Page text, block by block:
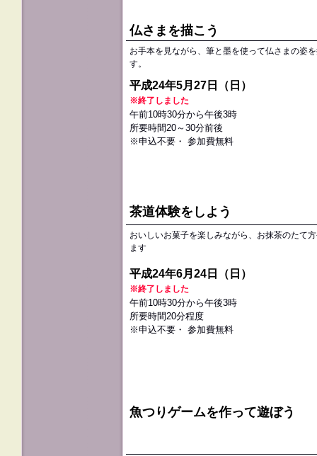
仏さまを描こう
お手本を見ながら、筆と墨を使って仏さまの姿
す。
平成24年5月27日（日）
※終了しました
午前10時30分から午後3時
所要時間20～30分前後
※申込不要・ 参加費無料
茶道体験をしよう
おいしいお菓子を楽しみながら、お抹茶のたて
ます
平成24年6月24日（日）
※終了しました
午前10時30分から午後3時
所要時間20分程度
※申込不要・ 参加費無料
魚つりゲームを作って遊ぼう